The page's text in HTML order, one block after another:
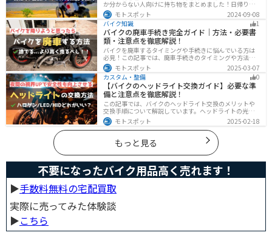
か分からない人向けに持ち物をまとめました！日帰りや1
泊以上の日数別、トラブル対策やメンテ用品、出先であ
ると便利なアイテムまで全て解説しています。アレを忘
れた！持ってきたけど使わなかったなど出先で困らない
よう自分に必要な荷物を把握しておきましょう。
モトスポット
2024-09-08
バイク知識
1
バイクの廃車手続き完全ガイド｜方法・必要書
類・注意点を徹底解説！
バイクを廃車するタイミングや手続きに悩んでいる方は
必見！この記事では、廃車手続きのタイミングや方法、
流れを解説しています。実は、手続きの注意点や業者に
依頼する際のポイントがあります。記事を読めば、バイ
クの廃車手続きがスムーズに行えるでしょう。
モトスポット
2025-03-07
カスタム・整備
0
【バイクのヘッドライト交換ガイド】必要な準
備と注意点を徹底解説！
この記事では、バイクのヘッドライト交換のメリットや
交換手順について解説しています。ヘッドライトの光が
弱くなっていませんか？夜間の視界を改善するために
は、適切なヘッドライト交換が必要です。自分で交換す
る方法からショップに依頼する場合の費用までわかりや
すくお伝えします！
モトスポット 2025-02-18
もっと見る
不要になったバイク用品高く売れます！
▶︎手数料無料の宅配買取
実際に売ってみた体験談
▶︎こちら